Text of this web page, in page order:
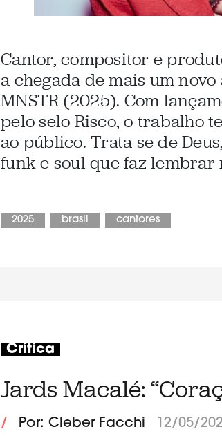
Cantor, compositor e
a chegada de mais um
MNSTR (2025). Com
pelo selo Risco, o trabalho
ao público. Trata-se de
funk e soul que faz lembrar
2025 brasil cantores
Crítica
Jards Macalé:
/ Por: Cleber Facchi 12/05/